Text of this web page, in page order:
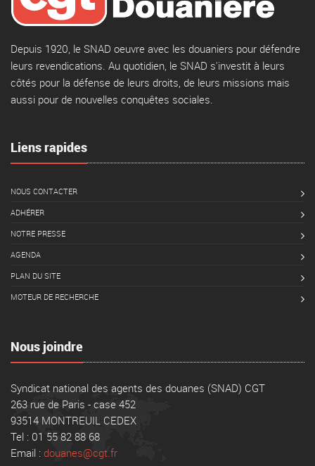
Depuis 1920, le SNAD oeuvre avec les douaniers pour défendre
leurs revendications. Au quotidien, le SNAD s'investit à leurs
côtés pour la défense de leurs droits, de leurs missions mais
aussi pour de nouvelles conquêtes sociales.
Liens rapides
NOUS CONTACTER
ADHÉRER
NOTRE PRESSE
AGENDA
PLAN DU SITE
MOTEUR DE RECHERCHE
Nous joindre
Syndicat national des agents des douanes (SNAD) CGT
263 rue de Paris - case 452
93514 MONTREUIL CEDEX
Tel : 01 55 82 88 68
Email : douanes@cgt.fr